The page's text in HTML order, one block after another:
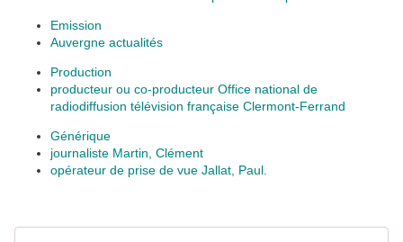
Emission
Auvergne actualités
Production
producteur ou co-producteur Office national de
radiodiffusion télévision française Clermont-Ferrand
Générique
journaliste Martin, Clément
opérateur de prise de vue Jallat, Paul.